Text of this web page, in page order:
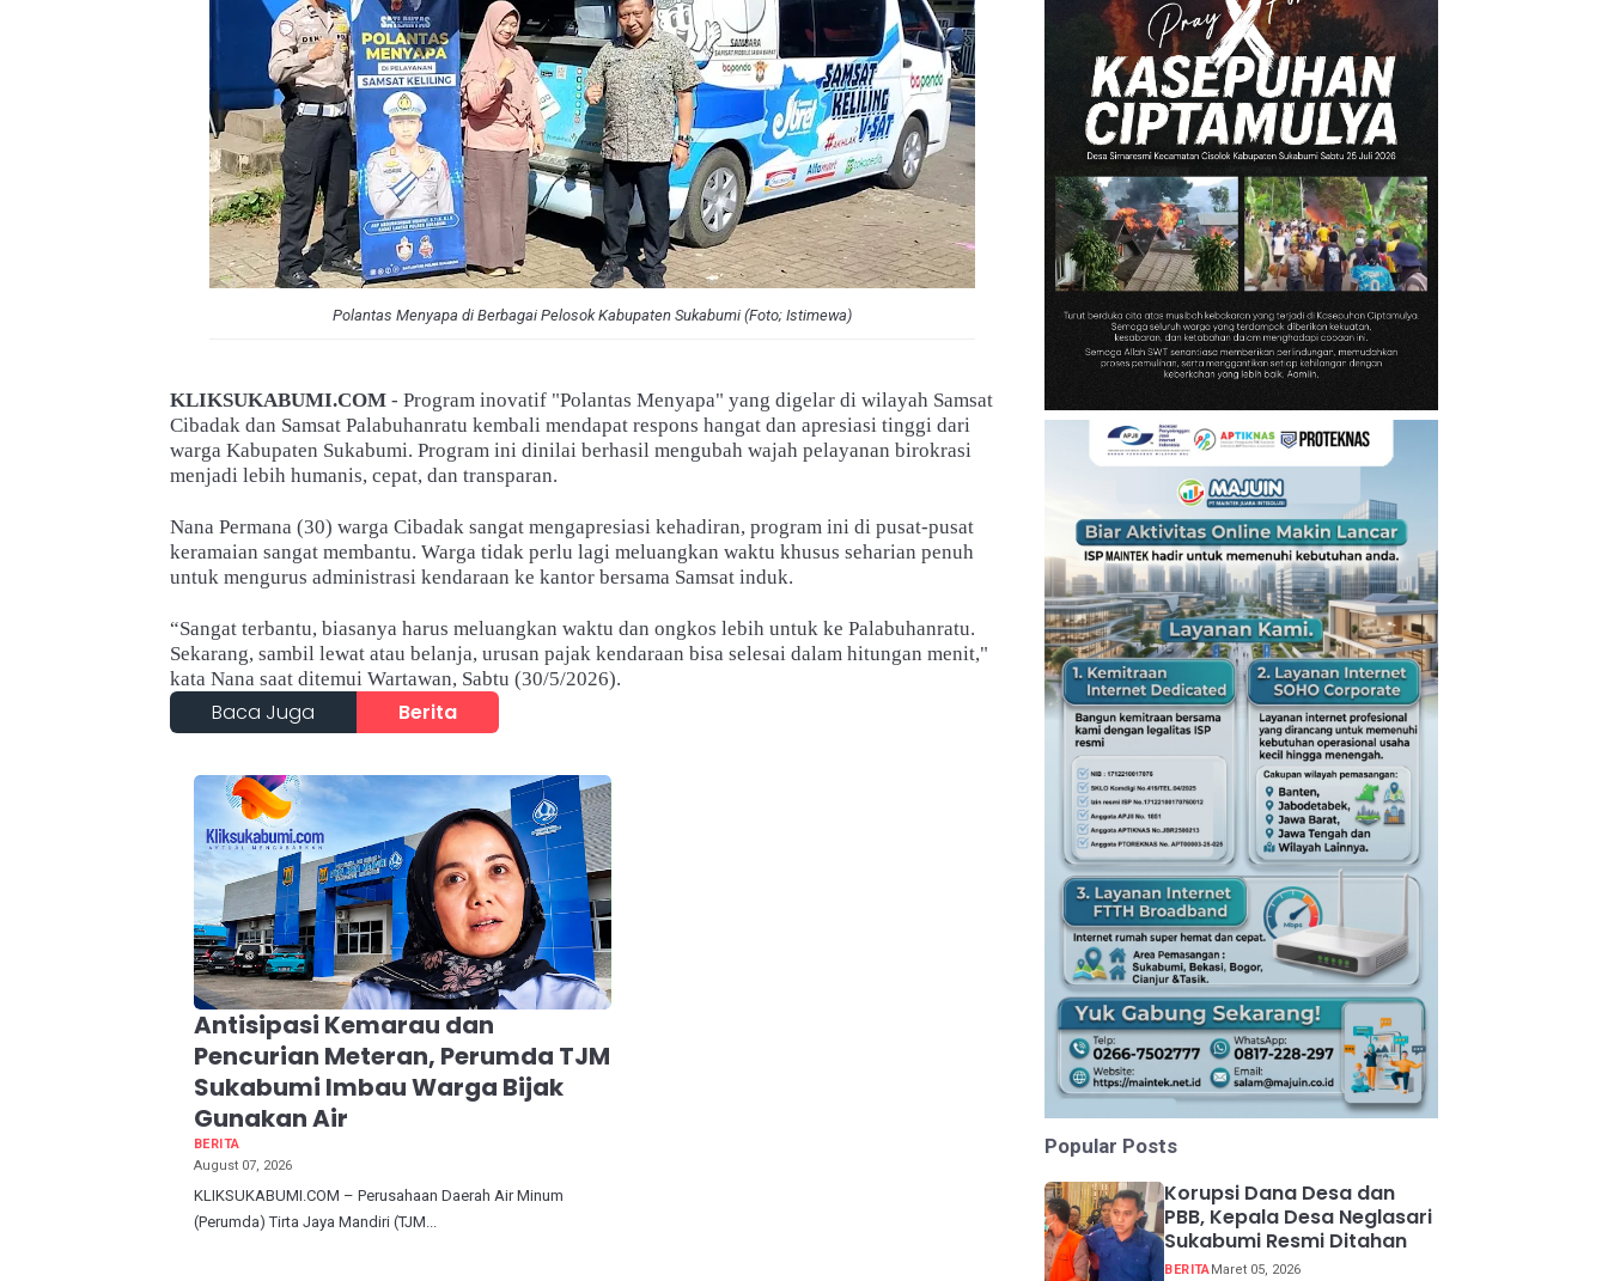
Polantas Menyapa di Berbagai Pelosok Kabupaten Sukabumi (Foto; Istimewa)
KLIKSUKABUMI.COM - Program inovatif "Polantas Menyapa" yang digelar di wilayah Samsat
Cibadak dan Samsat Palabuhanratu kembali mendapat respons hangat dan apresiasi tinggi dari
warga Kabupaten Sukabumi. Program ini dinilai berhasil mengubah wajah pelayanan birokrasi
menjadi lebih humanis, cepat, dan transparan.
Nana Permana (30) warga Cibadak sangat mengapresiasi kehadiran, program ini di pusat-pusat
keramaian sangat membantu. Warga tidak perlu lagi meluangkan waktu khusus seharian penuh
untuk mengurus administrasi kendaraan ke kantor bersama Samsat induk.
“Sangat terbantu, biasanya harus meluangkan waktu dan ongkos lebih untuk ke Palabuhanratu.
Sekarang, sambil lewat atau belanja, urusan pajak kendaraan bisa selesai dalam hitungan menit,"
kata Nana saat ditemui Wartawan, Sabtu (30/5/2026).
Baca Juga Berita
Antisipasi Kemarau dan
Pencurian Meteran, Perumda TJM
Sukabumi Imbau Warga Bijak
Gunakan Air
BERITA
August 07, 2026
KLIKSUKABUMI.COM – Perusahaan Daerah Air Minum
(Perumda) Tirta Jaya Mandiri (TJM...
Popular Posts
Korupsi Dana Desa dan
PBB, Kepala Desa Neglasari
Sukabumi Resmi Ditahan
BERITA Maret 05, 2026